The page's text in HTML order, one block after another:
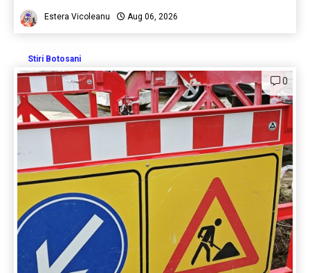
Estera Vicoleanu Aug 06, 2026
Stiri Botosani
0